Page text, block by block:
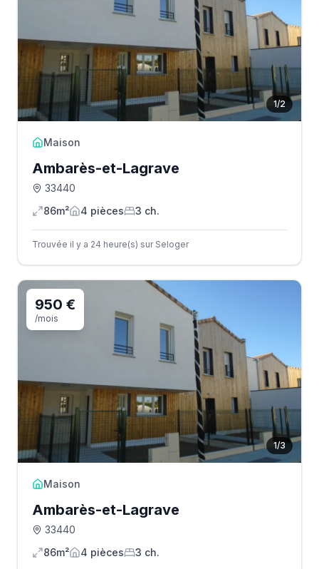
1/2
Maison
Ambarès-et-Lagrave
33440
86m²
4 pièces 3 ch.
Trouvée il y a 24 heure(s) sur Seloger
1/3
950 €
/mois
Maison
Ambarès-et-Lagrave
33440
86m²
4 pièces 3 ch.